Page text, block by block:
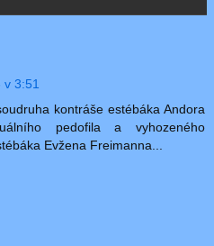
3:51
kontráše estébáka Andora
pedofila a vyhozeného
Evžena Freimanna...